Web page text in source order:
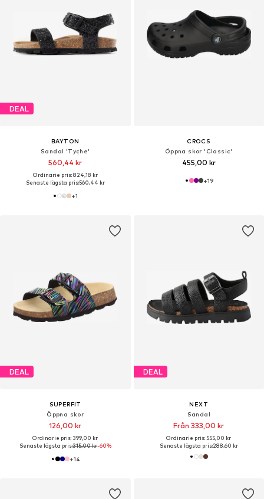
DEAL
BAYTON
Sandal 'Tyche'
560,44 kr
Ordinarie pris: 824,18 kr
Senaste lägsta pris:560,44 kr
+1
CROCS
Öppna skor 'Classic'
455,00 kr
+19
DEAL
SUPERFIT
Öppna skor
126,00 kr
Ordinarie pris: 399,00 kr
Senaste lägsta pris:315,00 kr-60%
+14
DEAL
NEXT
Sandal
Från 333,00 kr
Ordinarie pris: 555,00 kr
Senaste lägsta pris:288,60 kr